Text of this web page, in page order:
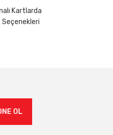
Kartlarda
Seçenekleri
OL